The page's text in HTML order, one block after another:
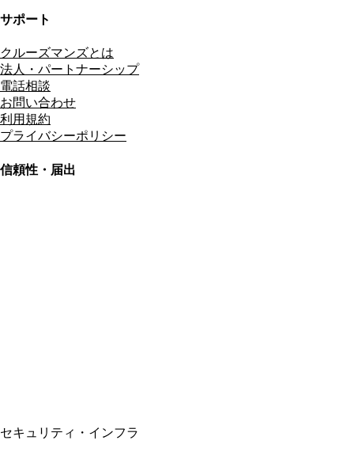
サポート
クルーズマンズとは
法人・パートナーシップ
電話相談
お問い合わせ
利用規約
プライバシーポリシー
信頼性・届出
セキュリティ・インフラ